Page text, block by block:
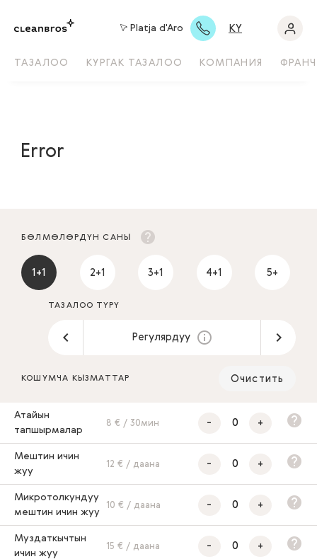
Platja d'Aro KY
ТАЗАЛОО КУРГАК ТАЗАЛОО КОМПАНИЯ
Error
БӨЛМӨЛӨРДҮН САНЫ
1+1 2+1 3+1 4+1 5+
ТАЗАЛОО ТҮРҮ
Регулярдуу
КОШУМЧА КЫЗМАТТАР Очистить
Атайын
тапшырмалар
8 € / 30мин - +
Мештин ичин
жуу
12 € / даана - +
Микротолкундуу
мештин ичин жуу
10 € / даана - +
Муздаткычтын
ичин жуу
15 € / даана - +